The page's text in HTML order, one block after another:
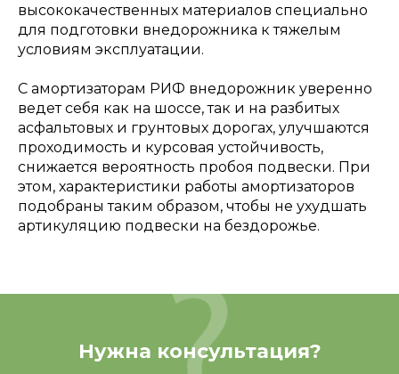
высококачественных материалов специально
для подготовки внедорожника к тяжелым
условиям эксплуатации.
С амортизаторам РИФ внедорожник уверенно
ведет себя как на шоссе, так и на разбитых
асфальтовых и грунтовых дорогах, улучшаются
проходимость и курсовая устойчивость,
снижается вероятность пробоя подвески. При
этом, характеристики работы амортизаторов
подобраны таким образом, чтобы не ухудшать
артикуляцию подвески на бездорожье.
Нужна консультация?